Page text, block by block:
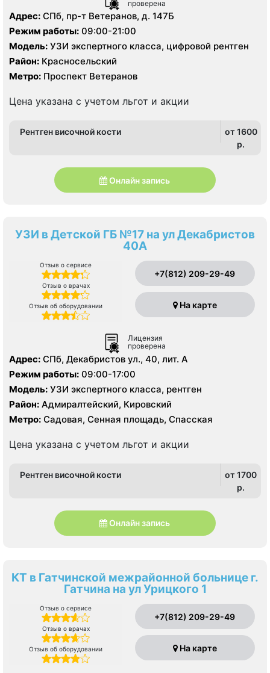
проверена
Адрес: СПб, пр-т Ветеранов, д. 147Б
Режим работы: 09:00-21:00
Модель: УЗИ экспертного класса, цифровой рентген
Район: Красносельский
Метро: Проспект Ветеранов
Цена указана с учетом льгот и акции
Рентген височной кости
от 1600
p.
Онлайн запись
УЗИ в Детской ГБ №17 на ул Декабристов
40А
Отзыв о сервисе
Отзыв о врачах
Отзыв об оборудовании
+7(812) 209-29-49
На карте
Лицензия
проверена
Адрес: СПб, Декабристов ул., 40, лит. А
Режим работы: 09:00-17:00
Модель: УЗИ экспертного класса, рентген
Район: Адмиралтейский, Кировский
Метро: Садовая, Сенная площадь, Спасская
Цена указана с учетом льгот и акции
Рентген височной кости
от 1700
p.
Онлайн запись
КТ в Гатчинской межрайонной больнице г.
Гатчина на ул Урицкого 1
Отзыв о сервисе
Отзыв о врачах
Отзыв об оборудовании
+7(812) 209-29-49
На карте